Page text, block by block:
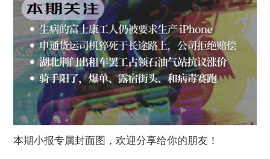
本期小报专属封面图，欢迎分享给你的朋友！